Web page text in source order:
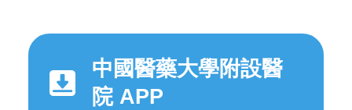
中國醫藥大學附設醫
院 APP